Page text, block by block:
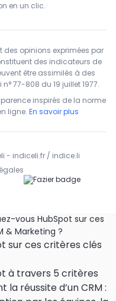
en un clic.
des opinions exprimées par
des indicateurs de
être assimilés à des
77-808 du 19 juillet 1977.
inspirés de la norme
ligne. En savoir plus
- indiceli.fr / indice.li
vous HubSpot sur ces
& Marketing ?
sur ces critères clés
à travers 5 critères
réussite d’un CRM :